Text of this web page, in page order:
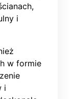
i
w formie
i